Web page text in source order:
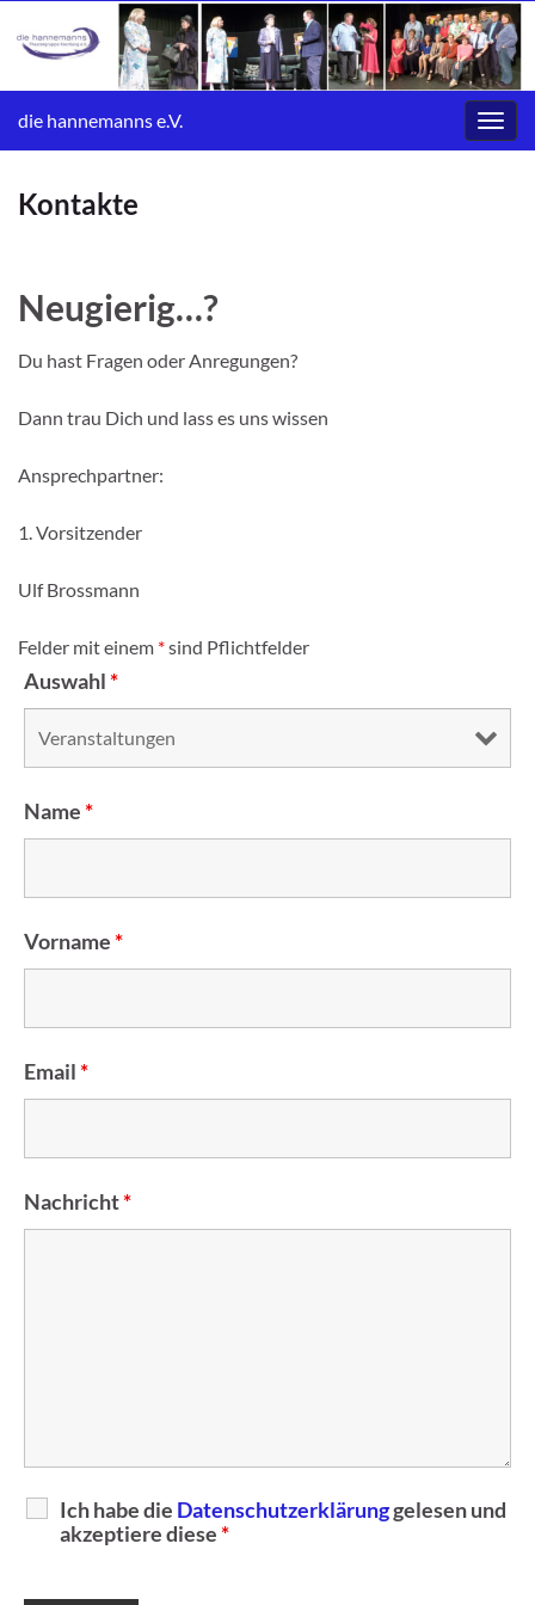
die hannemanns e.V.
Kontakte
Neugierig…?
Du hast Fragen oder Anregungen?
Dann trau Dich und lass es uns wissen
Ansprechpartner:
1. Vorsitzender
Ulf Brossmann
Felder mit einem *sind Pflichtfelder
Auswahl*
Name*
Vorname*
Email*
Nachricht*
Ich habe die Datenschutzerklärunggelesen und
akzeptiere diese*